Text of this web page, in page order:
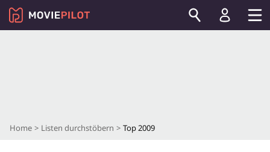
Home Listen durchstöbern Top 2009